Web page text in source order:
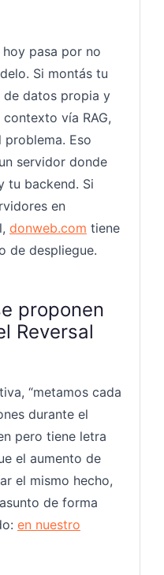
pasa por no
Si montás tu
de datos propia y
vía RAG,
Eso
servidor donde
tu backend. Si
en
donweb.com tiene
de despliegue.
proponen
Reversal
“metamos cada
durante el
pero tiene letra
el aumento de
el mismo hecho,
de forma
en nuestro